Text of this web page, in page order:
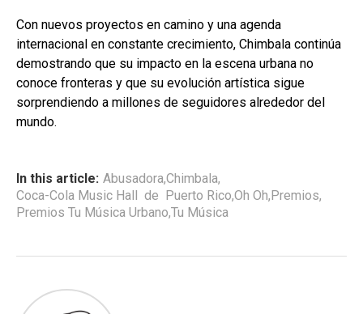
Con nuevos proyectos en camino y una agenda
internacional en constante crecimiento, Chimbala continúa
demostrando que su impacto en la escena urbana no
conoce fronteras y que su evolución artística sigue
sorprendiendo a millones de seguidores alrededor del
mundo.
In this article: Abusadora,Chimbala,
Coca-Cola Music Hall de Puerto Rico,Oh Oh,Premios,
Premios Tu Música Urbano,Tu Música